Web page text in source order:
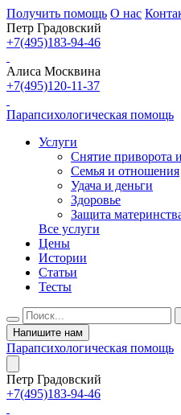
Получить помощь О нас
Петр Градовский
+7(495)183-94-46
Алиса Москвина
+7(495)120-11-37
Парапсихологическая помощь
Услуги
Снятие приворота
Семья и отношения
Удача и деньги
Здоровье
Защита
Все услуги
Цены
Истории
Статьи
Тесты
Напишите нам
Парапсихологическая помощь
Петр Градовский
+7(495)183-94-46